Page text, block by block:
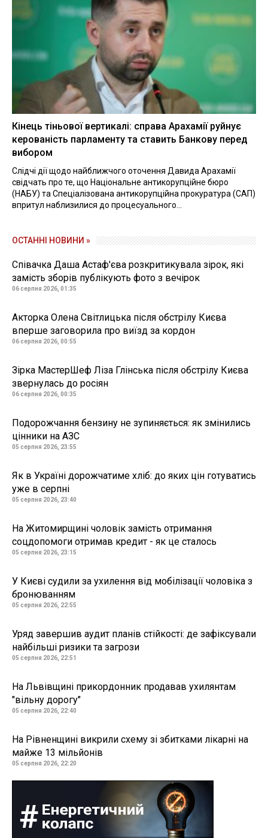
Кінець тіньової вертикалі: справа Арахамії руйнує
керованість парламенту та ставить Банкову перед
вибором
Слідчі дії щодо найближчого оточення Давида Арахамії
свідчать про те, що Національне антикорупційне бюро
(НАБУ) та Спеціалізована антикорупційна прокуратура (САП)
впритул наблизилися до процесуального...
ОСТАННІ НОВИНИ »
Співачка Даша Астаф'єва розкритикувала зірок, які
замість зборів публікують фото з вечірок
06 серпня 2026, 01:35
Акторка Олена Світлицька після обстрілу Києва
вперше заговорила про виїзд за кордон
06 серпня 2026, 00:55
Зірка МастерШеф Ліза Глінська після обстрілу Києва
звернулась до росіян
06 серпня 2026, 00:35
Подорожчання бензину не зупиняється: як змінились
цінники на АЗС
05 серпня 2026, 23:55
Як в Україні дорожчатиме хліб: до яких цін готуватись
уже в серпні
05 серпня 2026, 23:40
На Житомирщині чоловік замість отримання
соцдопомоги отримав кредит - як це сталось
05 серпня 2026, 23:15
У Києві судили за ухилення від мобілізації чоловіка з
бронюванням
05 серпня 2026, 22:55
Уряд завершив аудит планів стійкості: де зафіксували
найбільші ризики та загрози
05 серпня 2026, 22:51
На Львівщині прикордонник продавав ухилянтам
"вільну дорогу"
05 серпня 2026, 22:40
На Рівненщині викрили схему зі збитками лікарні на
майже 13 мільйонів
05 серпня 2026, 22:20